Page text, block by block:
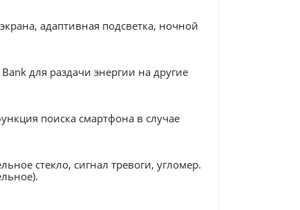
адаптивная подсветка, ночной
для раздачи энергии на другие
поиска смартфона в случае
стекло, сигнал тревоги, угломер.